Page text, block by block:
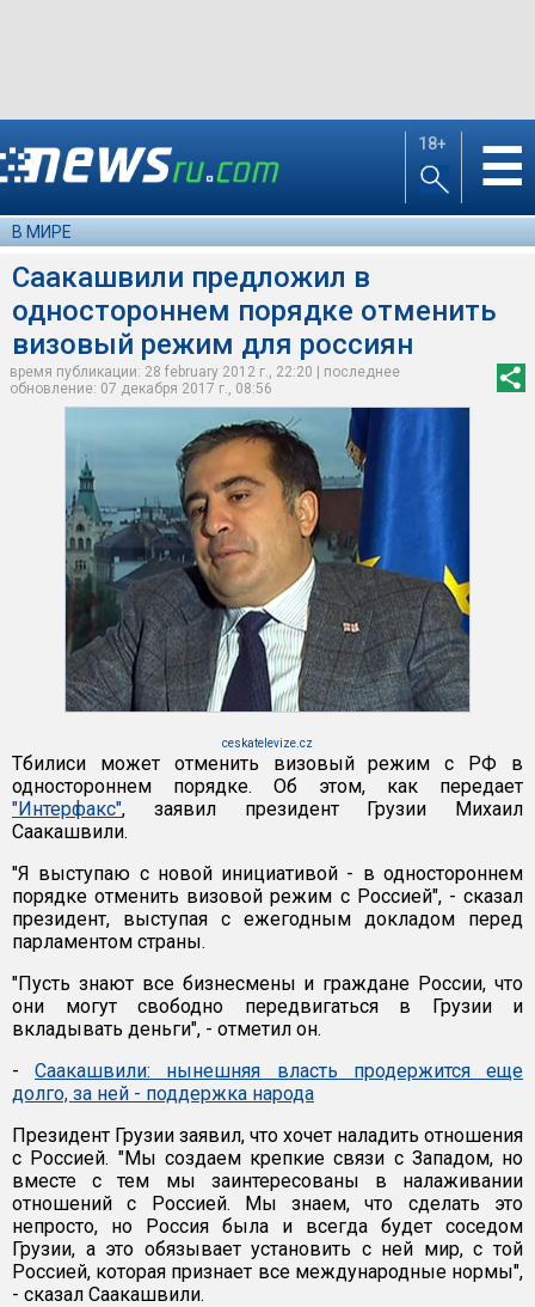
18+ ☰
В МИРЕ
Саакашвили предложил в
одностороннем порядке отменить
визовый режим для россиян
время публикации: 28 february 2012 г., 22:20 | последнее
обновление: 07 декабря 2017 г., 08:56
ceskatelevize.cz
Тбилиси может отменить визовый режим с РФ в
одностороннем порядке. Об этом, как передает
"Интерфакс", заявил президент Грузии Михаил
Саакашвили.
"Я выступаю с новой инициативой - в одностороннем
порядке отменить визовой режим с Россией", - сказал
президент, выступая с ежегодным докладом перед
парламентом страны.
"Пусть знают все бизнесмены и граждане России, что
они могут свободно передвигаться в Грузии и
вкладывать деньги", - отметил он.
-Саакашвили: нынешняя власть продержится еще
долго, за ней - поддержка народа
Президент Грузии заявил, что хочет наладить отношения
с Россией. "Мы создаем крепкие связи с Западом, но
вместе с тем мы заинтересованы в налаживании
отношений с Россией. Мы знаем, что сделать это
непросто, но Россия была и всегда будет соседом
Грузии, а это обязывает установить с ней мир, с той
Россией, которая признает все международные нормы",
- сказал Саакашвили.